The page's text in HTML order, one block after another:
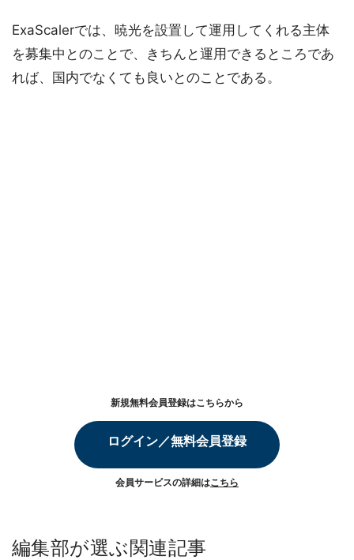
ExaScalerでは、暁光を設置して運用してくれる主体
を募集中とのことで、きちんと運用できるところであ
れば、国内でなくても良いとのことである。
新規無料会員登録はこちらから
ログイン／無料会員登録
会員サービスの詳細はこちら
編集部が選ぶ関連記事